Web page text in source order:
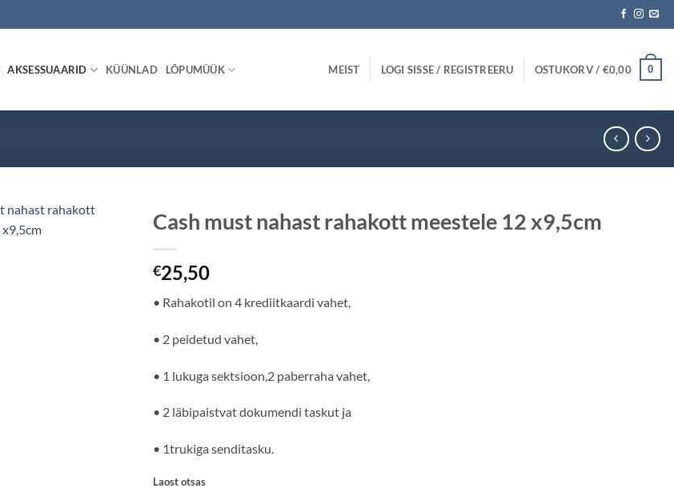
AKSESSUAARID KÜÜNLAD LÕPUMÜÜK MEIST LOGI SISSE / REGISTREERU OSTUKORV / €0,00 0
Cash must nahast rahakott meestele 12 x9,5cm
€25,50
• Rahakotil on 4 krediitkaardi vahet,
• 2 peidetud vahet,
• 1 lukuga sektsioon,2 paberraha vahet,
• 2 läbipaistvat dokumendi taskut ja
• 1trukiga senditasku.
Laost otsas